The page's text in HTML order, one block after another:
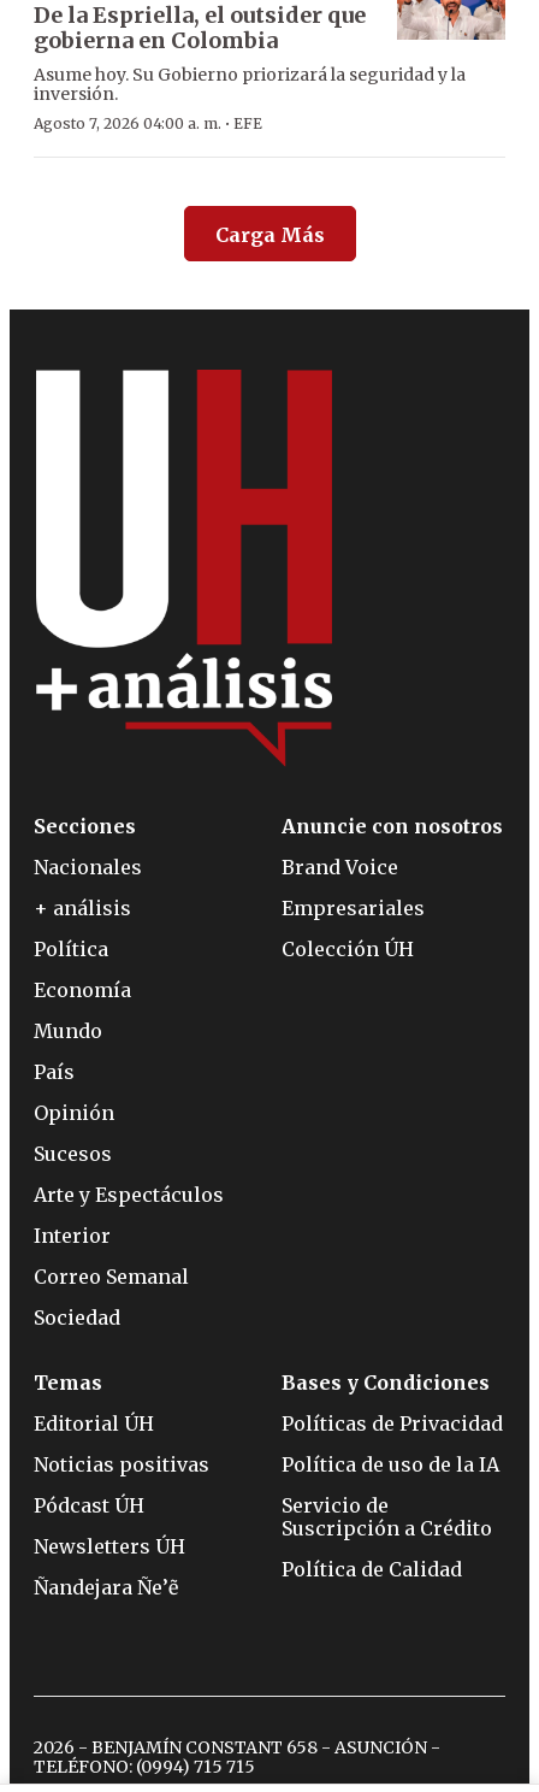
De la Espriella, el outsider que
gobierna en Colombia
Asume hoy. Su Gobierno priorizará la seguridad y la
inversión.
Agosto 7, 2026 04:00 a. m. · EFE
Carga Más
Secciones
Nacionales
+ análisis
Política
Economía
Mundo
País
Opinión
Sucesos
Arte y Espectáculos
Interior
Correo Semanal
Sociedad
Anuncie con nosotros
Brand Voice
Empresariales
Colección ÚH
Temas
Editorial ÚH
Noticias positivas
Pódcast ÚH
Newsletters ÚH
Ñandejara Ñe’ẽ
Bases y Condiciones
Políticas de Privacidad
Política de uso de la IA
Servicio de
Suscripción a Crédito
Política de Calidad
2026 - BENJAMÍN CONSTANT 658 - ASUNCIÓN -
TELÉFONO: (0994) 715 715